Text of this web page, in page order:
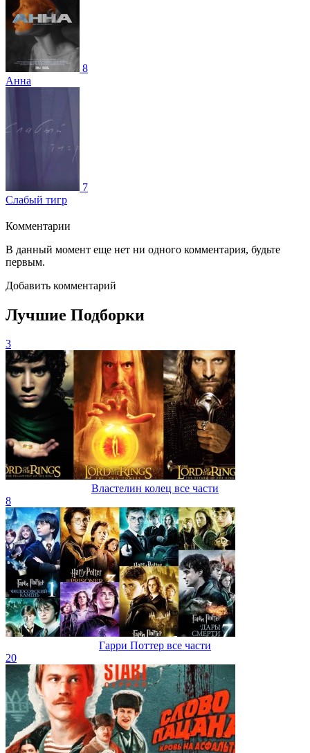
8
Анна
7
Слабый тигр
Комментарии
В данный момент еще нет ни одного комментария, будьте
первым.
Добавить комментарий
Лучшие Подборки
3
Властелин колец все части
8
Гарри Поттер все части
20